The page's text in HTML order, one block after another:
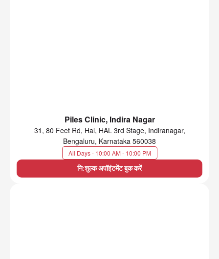
Piles Clinic, Indira Nagar
31, 80 Feet Rd, Hal, HAL 3rd Stage, Indiranagar,
Bengaluru, Karnataka 560038
All Days - 10:00 AM - 10:00 PM
नि:शुल्क अपॉइंटमेंट बुक करें